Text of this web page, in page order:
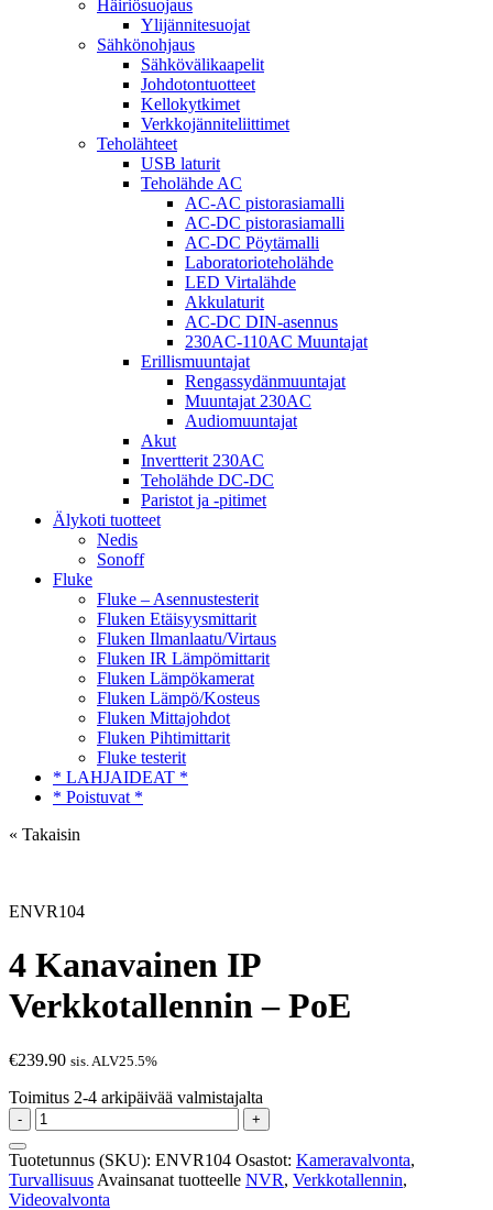
Häiriösuojaus
Ylijännitesuojat
Sähkönohjaus
Sähkövälikaapelit
Johdotontuotteet
Kellokytkimet
Verkkojänniteliittimet
Teholähteet
USB laturit
Teholähde AC
AC-AC pistorasiamalli
AC-DC pistorasiamalli
AC-DC Pöytämalli
Laboratorioteholähde
LED Virtalähde
Akkulaturit
AC-DC DIN-asennus
230AC-110AC Muuntajat
Erillismuuntajat
Rengassydänmuuntajat
Muuntajat 230AC
Audiomuuntajat
Akut
Invertterit 230AC
Teholähde DC-DC
Paristot ja -pitimet
Älykoti tuotteet
Nedis
Sonoff
Fluke
Fluke – Asennustesterit
Fluken Etäisyysmittarit
Fluken Ilmanlaatu/Virtaus
Fluken IR Lämpömittarit
Fluken Lämpökamerat
Fluken Lämpö/Kosteus
Fluken Mittajohdot
Fluken Pihtimittarit
Fluke testerit
* LAHJAIDEAT *
* Poistuvat *
« Takaisin
ENVR104
4 Kanavainen IP
Verkkotallennin – PoE
€239.90 sis. ALV25.5%
Toimitus 2-4 arkipäivää valmistajalta
-
4
Kanavainen
IP
Verkkotallennin
-
+
Tuotetunnus (SKU): ENVR104 Osastot: Kameravalvonta,
Turvallisuus Avainsanat tuotteelle NVR, Verkkotallennin,
Videovalvonta